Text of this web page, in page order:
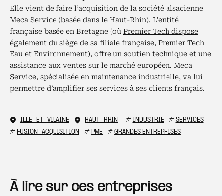
Elle vient de faire l’acquisition de la société alsacienne
Meca Service (basée dans le Haut-Rhin). L’entité
française basée en Bretagne (où Premier Tech dispose
également du siège de sa filiale française, Premier Tech
Eau et Environnement), offre un soutien technique et une
assistance aux ventes sur le marché européen. Meca
Service, spécialisée en maintenance industrielle, va lui
permettre d’amplifier ses services à ses clients français.
ILLE-ET-VILAINE HAUT-RHIN # INDUSTRIE # SERVICES
# FUSION-ACQUISITION # PME # GRANDES ENTREPRISES
À lire sur ces entreprises